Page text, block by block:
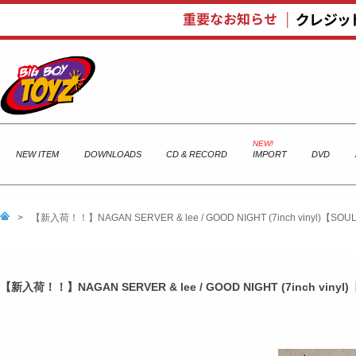
NEW ITEM DOWNLOADS CD & RECORD IMPORT DVD
> 【新入荷！！】NAGAN SERVER & lee / GOOD NIGHT (7inch vinyl)【
【新入荷！！】NAGAN SERVER & lee / GOOD NIGHT (7inch vinyl)